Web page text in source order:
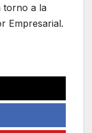
torno a la
Empresarial.